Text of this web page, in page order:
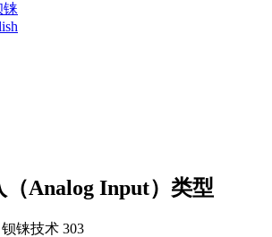
铼
Analog Input）类型
钡铼技术 303